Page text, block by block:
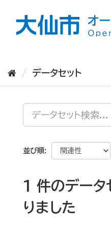
データセット
並び順
1 件のデータ
りました